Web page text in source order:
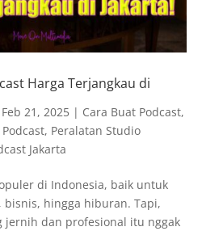
Harga Terjangkau di
Feb 21, 2025| Cara Buat Podcast,
, Peralatan Studio
Jakarta
di Indonesia, baik untuk
hingga hiburan. Tapi,
jernih dan profesional itu nggak